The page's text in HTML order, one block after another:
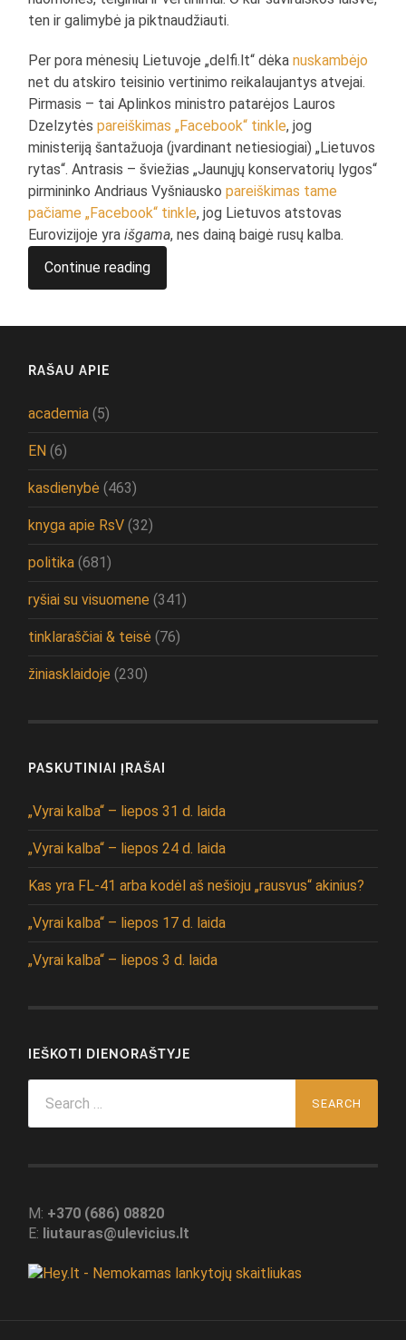
ten ir galimybė ja piktnaudžiauti.
Per pora mėnesių Lietuvoje „delfi.lt“ dėkanuskambėjo
net du atskiro teisinio vertinimo reikalaujantys atvejai.
Pirmasis – tai Aplinkos ministro patarėjos Lauros
Dzelzytėspareiškimas „Facebook“ tinkle, jog
ministeriją šantažuoja (įvardinant netiesiogiai) „Lietuvos
rytas“. Antrasis – šviežias „Jaunųjų konservatorių lygos“
pirmininko Andriaus Vyšniauskopareiškimas tame
pačiame „Facebook“ tinkle, jog Lietuvos atstovas
Eurovizijoje yraišgama, nes dainą baigė rusų kalba.
Continue reading
RAŠAU APIE
academia (5)
EN (6)
kasdienybė (463)
knyga apie RsV (32)
politika (681)
ryšiai su visuomene (341)
tinklaraščiai & teisė (76)
žiniasklaidoje (230)
PASKUTINIAI ĮRAŠAI
„Vyrai kalba“ – liepos 31 d. laida
„Vyrai kalba“ – liepos 24 d. laida
Kas yra FL-41 arba kodėl aš nešioju „rausvus“ akinius?
„Vyrai kalba“ – liepos 17 d. laida
„Vyrai kalba“ – liepos 3 d. laida
IEŠKOTI DIENORAŠTYJE
for:
M: +370 (686) 08820
E: liutauras@ulevicius.lt